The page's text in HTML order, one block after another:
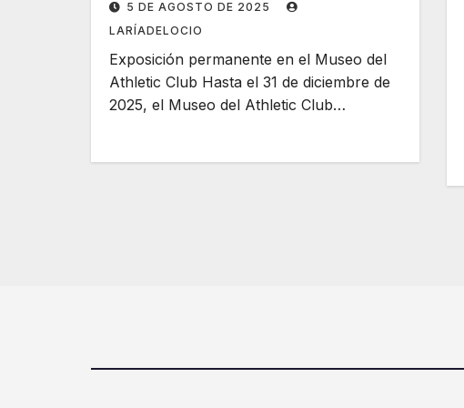
5 DE AGOSTO DE 2025
LARÍADELOCIO
Exposición permanente en el Museo del
Athletic Club Hasta el 31 de diciembre de
2025, el Museo del Athletic Club…